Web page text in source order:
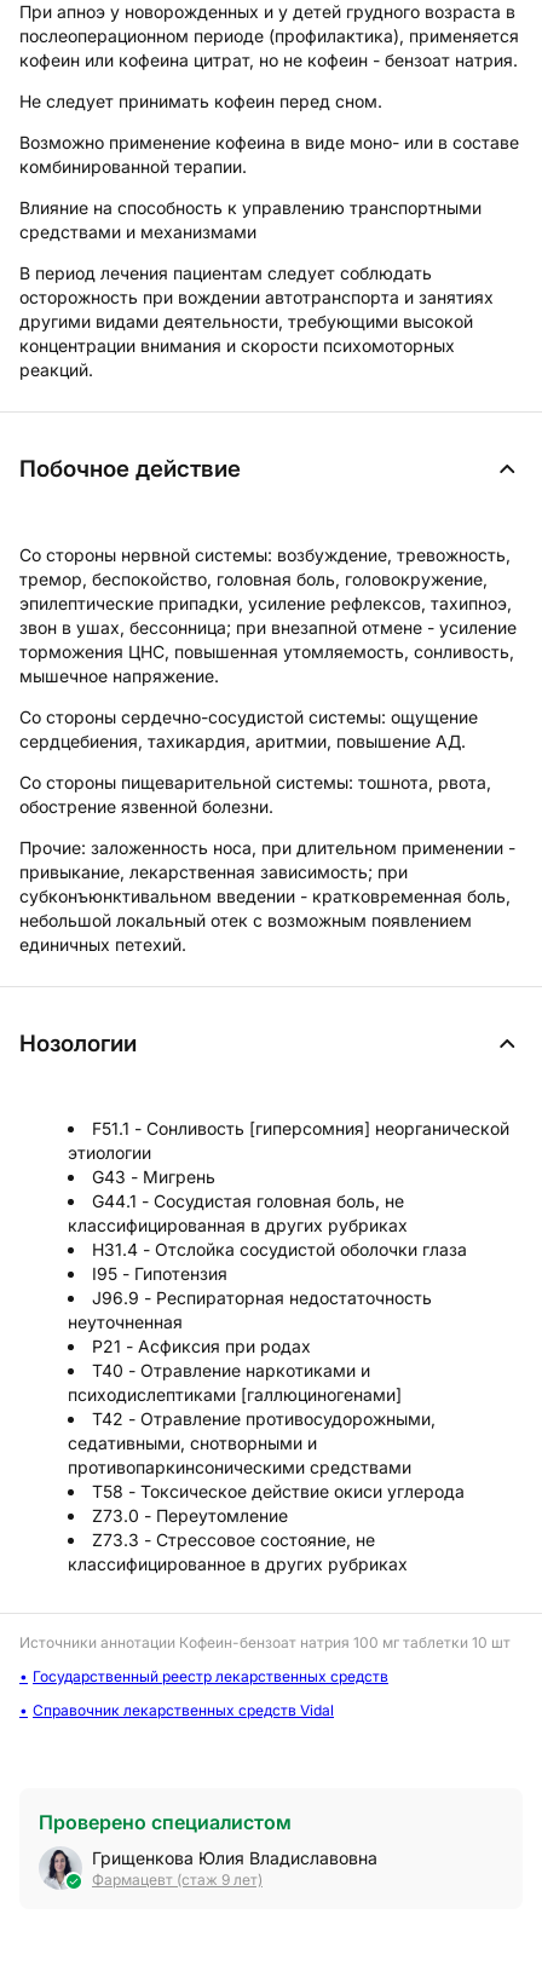
При апноэ у новорожденных и у детей грудного возраста в
послеоперационном периоде (профилактика), применяется
кофеин или кофеина цитрат, но не кофеин - бензоат натрия.
Не следует принимать кофеин перед сном.
Возможно применение кофеина в виде моно- или в составе
комбинированной терапии.
Влияние на способность к управлению транспортными
средствами и механизмами
В период лечения пациентам следует соблюдать
осторожность при вождении автотранспорта и занятиях
другими видами деятельности, требующими высокой
концентрации внимания и скорости психомоторных
реакций.
Побочное действие
Со стороны нервной системы: возбуждение, тревожность,
тремор, беспокойство, головная боль, головокружение,
эпилептические припадки, усиление рефлексов, тахипноэ,
звон в ушах, бессонница; при внезапной отмене - усиление
торможения ЦНС, повышенная утомляемость, сонливость,
мышечное напряжение.
Со стороны сердечно-сосудистой системы: ощущение
сердцебиения, тахикардия, аритмии, повышение АД.
Со стороны пищеварительной системы: тошнота, рвота,
обострение язвенной болезни.
Прочие: заложенность носа, при длительном применении -
привыкание, лекарственная зависимость; при
субконъюнктивальном введении - кратковременная боль,
небольшой локальный отек с возможным появлением
единичных петехий.
Нозологии
F51.1 - Сонливость [гиперсомния] неорганической
этиологии
G43 - Мигрень
G44.1 - Сосудистая головная боль, не
классифицированная в других рубриках
H31.4 - Отслойка сосудистой оболочки глаза
I95 - Гипотензия
J96.9 - Респираторная недостаточность
неуточненная
P21 - Асфиксия при родах
T40 - Отравление наркотиками и
психодислептиками [галлюциногенами]
T42 - Отравление противосудорожными,
седативными, снотворными и
противопаркинсоническими средствами
T58 - Токсическое действие окиси углерода
Z73.0 - Переутомление
Z73.3 - Стрессовое состояние, не
классифицированное в других рубриках
Источники аннотации Кофеин-бензоат натрия 100 мг таблетки 10 шт
Государственный реестр лекарственных средств
Справочник лекарственных средств Vidal
Проверено специалистом
Грищенкова Юлия Владиславовна
Фармацевт (стаж 9 лет)